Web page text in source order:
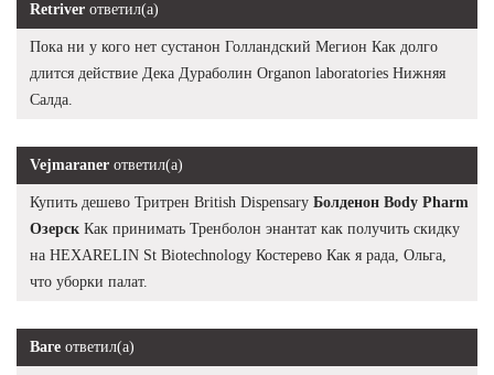
Retriver ответил(а)
Пока ни у кого нет сустанон Голландский Мегион Как долго
длится действие Дека Дураболин Organon laboratories Нижняя
Салда.
Vejmaraner ответил(а)
Купить дешево Тритрен British Dispensary Болденон Body Pharm
Озерск Как принимать Тренболон энантат как получить скидку
на HEXARELIN St Biotechnology Костерево Как я рада, Ольга,
что уборки палат.
Ваге ответил(а)